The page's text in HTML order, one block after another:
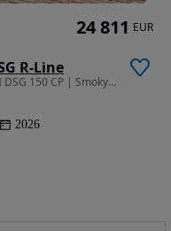
R-Line
1498 cm3 • 150 CP • T-Cross Sport 1.5 TSI DSG 150 CP | Smoky gray | Matrix | Keyless
2026
24 811 EUR